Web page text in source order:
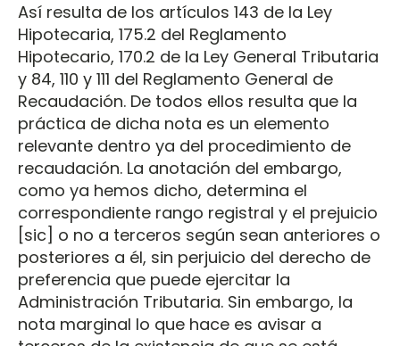
Así resulta de los artículos 143 de la Ley
Hipotecaria, 175.2 del Reglamento
Hipotecario, 170.2 de la Ley General Tributaria
y 84, 110 y 111 del Reglamento General de
Recaudación. De todos ellos resulta que la
práctica de dicha nota es un elemento
relevante dentro ya del procedimiento de
recaudación. La anotación del embargo,
como ya hemos dicho, determina el
correspondiente rango registral y el prejuicio
[sic] o no a terceros según sean anteriores o
posteriores a él, sin perjuicio del derecho de
preferencia que puede ejercitar la
Administración Tributaria. Sin embargo, la
nota marginal lo que hace es avisar a